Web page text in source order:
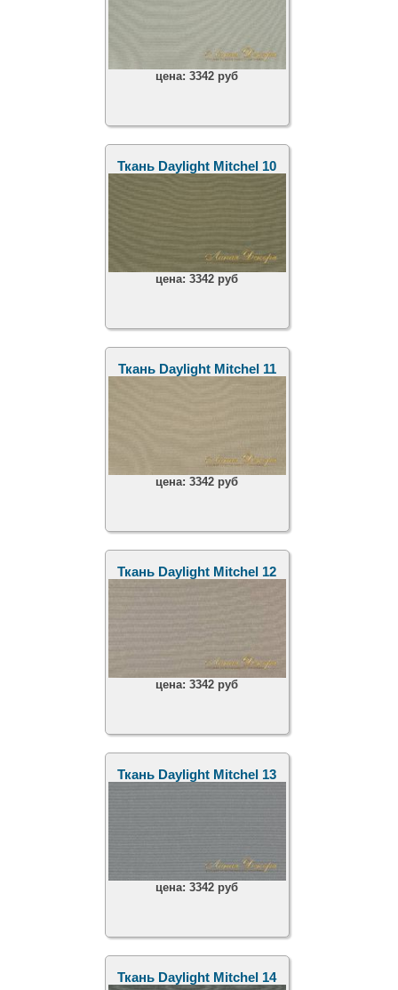
цена:3342 руб
Ткань Daylight Mitchel 10
цена:3342 руб
Ткань Daylight Mitchel 11
цена:3342 руб
Ткань Daylight Mitchel 12
цена:3342 руб
Ткань Daylight Mitchel 13
цена:3342 руб
Ткань Daylight Mitchel 14